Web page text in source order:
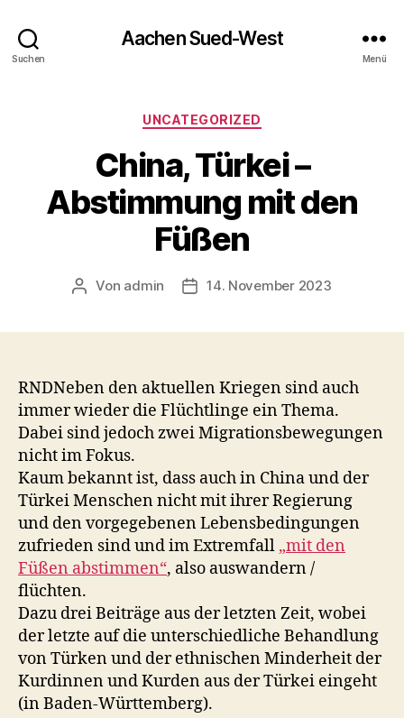
Suchen
Aachen Sued-West
Menü
Kategorien
UNCATEGORIZED
China, Türkei –
Abstimmung mit den
Füßen
Beitragsautor
Von admin Veröffentlichungsdatum
14. November 2023
RNDNeben den aktuellen Kriegen sind auch
immer wieder die Flüchtlinge ein Thema.
Dabei sind jedoch zwei Migrationsbewegungen
nicht im Fokus.
Kaum bekannt ist, dass auch in China und der
Türkei Menschen nicht mit ihrer Regierung
und den vorgegebenen Lebensbedingungen
zufrieden sind und im Extremfall „mit den
Füßen abstimmen“, also auswandern /
flüchten.
Dazu drei Beiträge aus der letzten Zeit, wobei
der letzte auf die unterschiedliche Behandlung
von Türken und der ethnischen Minderheit der
Kurdinnen und Kurden aus der Türkei eingeht
(in Baden-Württemberg).